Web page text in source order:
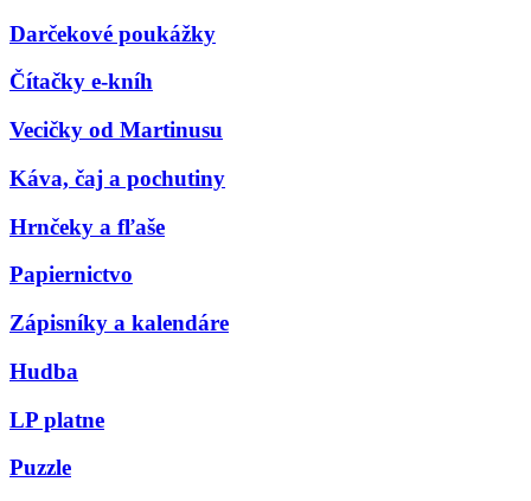
Darčekové poukážky
Čítačky e-kníh
Vecičky od Martinusu
Káva, čaj a pochutiny
Hrnčeky a fľaše
Papiernictvo
Zápisníky a kalendáre
Hudba
LP platne
Puzzle